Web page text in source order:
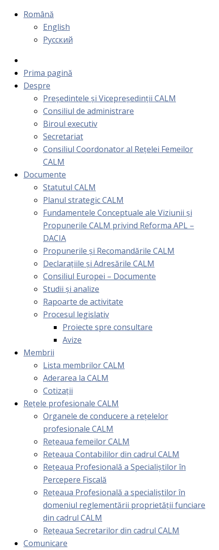
Română
English
Русский
Prima pagină
Despre
Președintele și Vicepreședinții CALM
Consiliul de administrare
Biroul executiv
Secretariat
Consiliul Coordonator al Rețelei Femeilor
CALM
Documente
Statutul CALM
Planul strategic CALM
Fundamentele Conceptuale ale Viziunii și
Propunerile CALM privind Reforma APL –
DACIA
Propunerile și Recomandările CALM
Declarațiile și Adresările CALM
Consiliul Europei – Documente
Studii și analize
Rapoarte de activitate
Procesul legislativ
Proiecte spre consultare
Avize
Membrii
Lista membrilor CALM
Aderarea la CALM
Cotizaţii
Rețele profesionale CALM
Organele de conducere a rețelelor
profesionale CALM
Rețeaua femeilor CALM
Rețeaua Contabililor din cadrul CALM
Rețeaua Profesională a Specialiștilor în
Percepere Fiscală
Reţeaua Profesională a specialiştilor în
domeniul reglementării proprietăţii funciare
din cadrul CALM
Rețeaua Secretarilor din cadrul CALM
Comunicare